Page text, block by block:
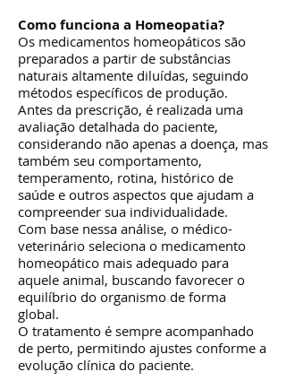
Como funciona a Homeopatia?
Os medicamentos homeopáticos são
preparados a partir de substâncias
naturais altamente diluídas, seguindo
métodos específicos de produção.
Antes da prescrição, é realizada uma
avaliação detalhada do paciente,
considerando não apenas a doença, mas
também seu comportamento,
temperamento, rotina, histórico de
saúde e outros aspectos que ajudam a
compreender sua individualidade.
Com base nessa análise, o médico-
veterinário seleciona o medicamento
homeopático mais adequado para
aquele animal, buscando favorecer o
equilíbrio do organismo de forma
global.
O tratamento é sempre acompanhado
de perto, permitindo ajustes conforme a
evolução clínica do paciente.